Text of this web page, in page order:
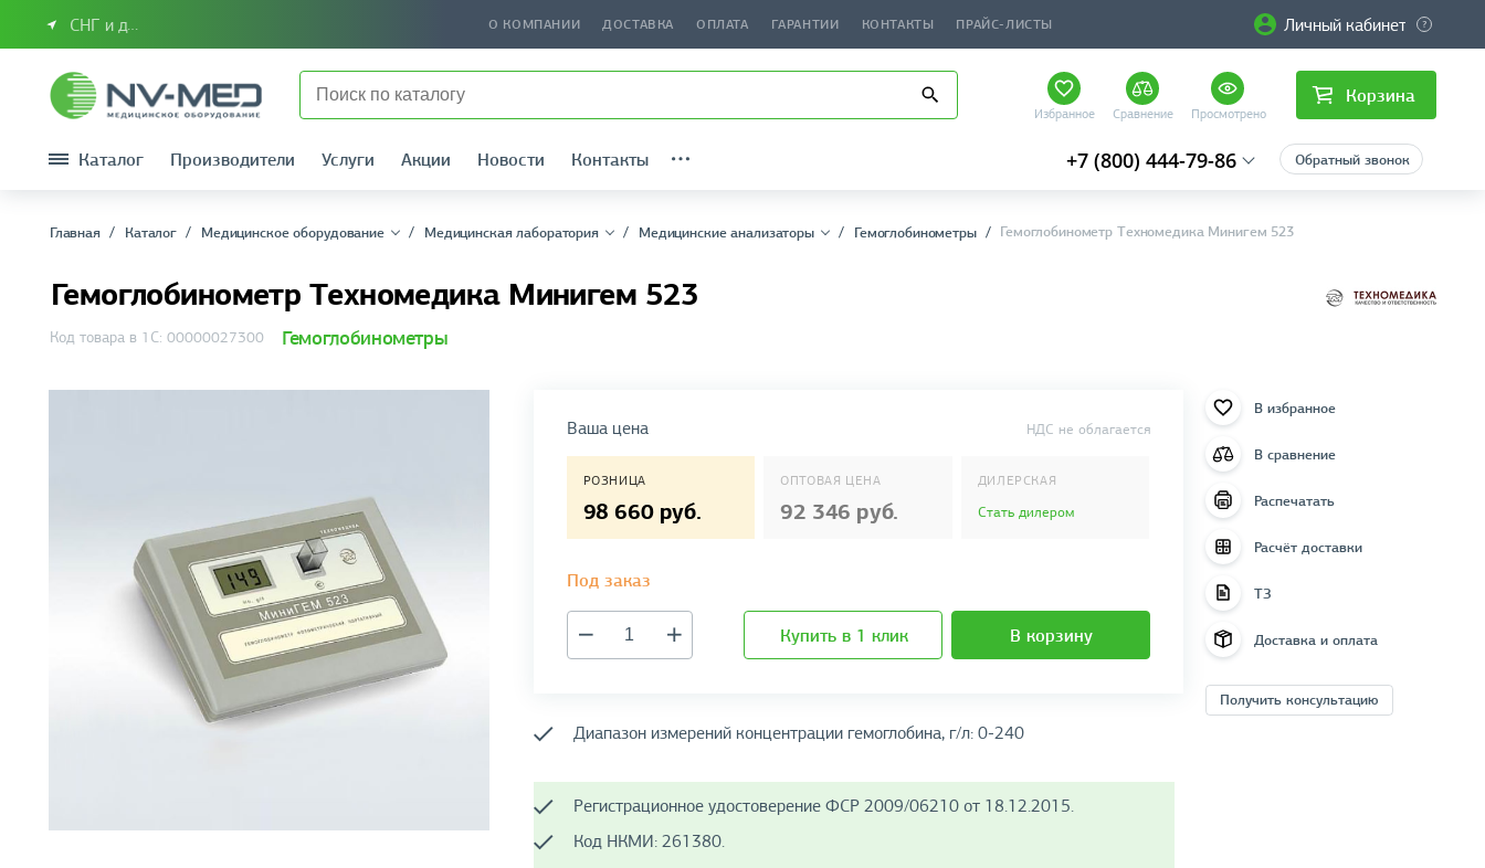
СНГ и другие страны О КОМПАНИИ ДОСТАВКА ОПЛАТА ГАРАНТИИ КОНТАКТЫ ПРАЙС-ЛИСТЫ Личный кабинет
Избранное Сравнение Просмотрено
Корзина
Каталог Производители Услуги Акции Новости Контакты +7 (800) 444-79-86 Обратный звонок
Главная Каталог Медицинское оборудование Медицинская лаборатория Медицинские анализаторы Гемоглобинометры Гемоглобинометр Техномедика Минигем 523
Гемоглобинометр Техномедика Минигем 523
Код товара в 1С: 00000027300 Гемоглобинометры
Ваша цена НДС не облагается
РОЗНИЦА
98 660 руб.
ОПТОВАЯ ЦЕНА
92 346 руб.
ДИЛЕРСКАЯ
Стать дилером
Под заказ
Купить в 1 клик В корзину
Диапазон измерений концентрации гемоглобина, г/л: 0-240
Регистрационное удостоверение ФСР 2009/06210 от 18.12.2015.
Код НКМИ: 261380.
В избранное
В сравнение
Распечатать
Расчёт доставки
ТЗ
Доставка и оплата
Получить консультацию